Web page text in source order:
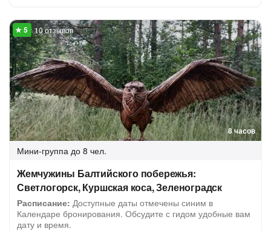
8 часов
10 отзывов
Мини-группа до 8 чел.
Жемчужины Балтийского побережья:
Светлогорск, Куршская коса, Зеленоградск
Расписание: Доступные даты отмечены синим в
Календаре бронирования. Обсудите с гидом удобные вам
дату и время.